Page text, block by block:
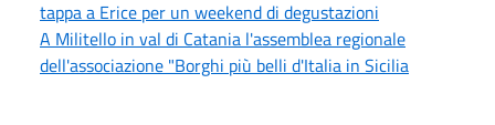
tappa a Erice per un weekend di degustazioni
A Militello in val di Catania l'assemblea regionale
dell'associazione "Borghi più belli d'Italia in Sicilia